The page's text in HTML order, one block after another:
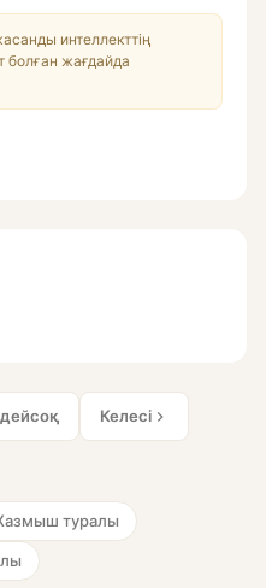
интеллекттің
болған жағдайда
Келесі
туралы